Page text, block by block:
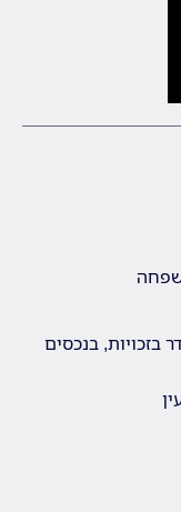
בזכויות, בנכסים